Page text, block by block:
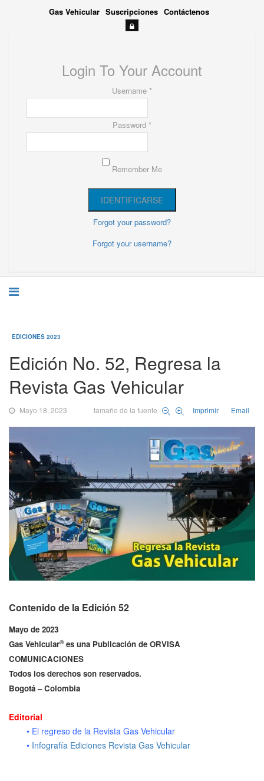
Gas Vehicular Suscripciones Contáctenos
Login To Your Account
Username *
Password *
Remember Me
Forgot your password?
Forgot your username?
EDICIONES 2023
Edición No. 52, Regresa la
Revista Gas Vehicular
Mayo 18, 2023 tamaño de la fuente Imprimir Email
Contenido de la Edición 52
Mayo de 2023
Gas Vehicular®es una Publicación de ORVISA
COMUNICACIONES
Todos los derechos son reservados.
Bogotá – Colombia
Editorial
• El regreso de la Revista Gas Vehicular
• Infografía Ediciones Revista Gas Vehicular